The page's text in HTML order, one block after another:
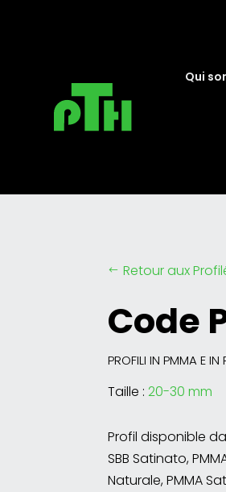
Qui
# Retour aux
Code
PROFILI IN PMMA E
Taille :20-30 mm
Profil disponible
SBB Satinato,
Naturale, PMMA